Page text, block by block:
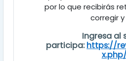
por lo que recibirás
corregir
Ingresa al
participa: https://